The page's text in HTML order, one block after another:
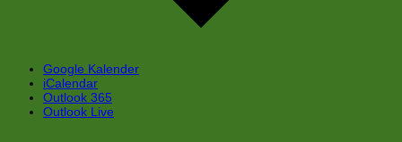
Google Kalender
iCalendar
Outlook 365
Outlook Live